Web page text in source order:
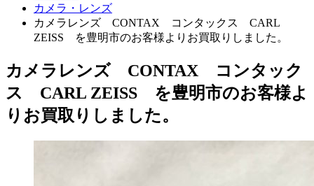
カメラ・レンズ
カメラレンズ CONTAX コンタックス CARL
ZEISS を豊明市のお客様よりお買取りしました。
カメラレンズ CONTAX コンタック
ス CARL ZEISS を豊明市のお客様よ
りお買取りしました。